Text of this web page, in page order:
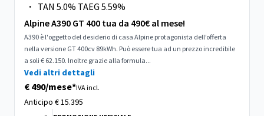
· TAN 5.0% TAEG 5.59%
Alpine A390 GT 400 tua da 490€ al mese!
A390 è l'oggetto del desiderio di casa Alpine protagonista dell’offerta
nella versione GT 400cv 89kWh. Può essere tua ad un prezzo incredibile
a soli € 62.150. Inoltre grazie alla formula...
Vedi altri dettagli
€ 490/mese*IVA incl.
Anticipo € 15.395